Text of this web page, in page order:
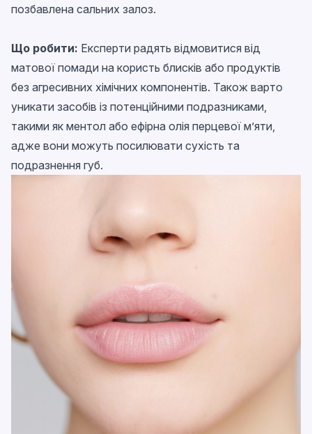
позбавлена сальних залоз.
Що робити: Експерти радять відмовитися від
матової помади на користь блисків або продуктів
без агресивних хімічних компонентів. Також варто
уникати засобів із потенційними подразниками,
такими як ментол або ефірна олія перцевої м’яти,
адже вони можуть посилювати сухість та
подразнення губ.